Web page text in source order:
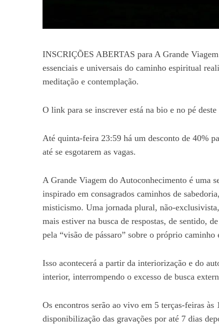
INSCRIÇÕES ABERTAS para A Grande
essenciais e universais do caminho espiritual
meditação e contemplação.
O link para se inscrever está na bio e no pé deste
Até quinta-feira 23:59 há um desconto de 40%
até se esgotarem as vagas.
A Grande Viagem do Autoconhecimento é uma
inspirado em consagrados caminhos de
misticismo. Uma jornada plural, não-
mais estiver na busca de respostas, de sentido,
pela “visão de pássaro” sobre o próprio
Isso acontecerá a partir da interiorização e do
interior, interrompendo o excesso de busca
Os encontros serão ao vivo em 5 terças-feiras
disponibilização das gravações por até 7 dias